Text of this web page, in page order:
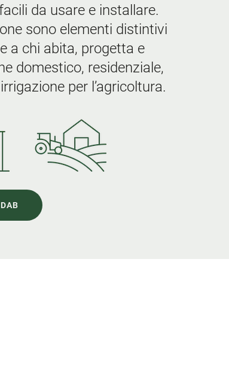
da usare e installare.
sono elementi distintivi
a chi abita, progetta e
domestico, residenziale,
per l’agricoltura.